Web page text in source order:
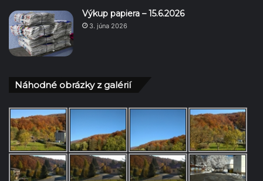
Výkup papiera – 15.6.2026
3. júna 2026
Náhodné obrázky z galérií